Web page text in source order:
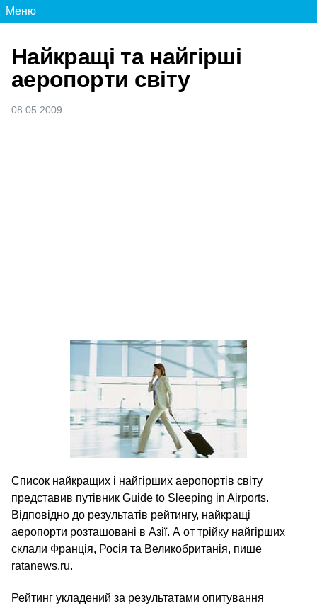
Меню
Найкращі та найгірші
аеропорти світу
08.05.2009
Список найкращих і найгірших аеропортів світу
представив путівник Guide to Sleeping in Airports.
Відповідно до результатів рейтингу, найкращі
аеропорти розташовані в Азії. А от трійку найгірших
склали Франція, Росія та Великобританія, пише
ratanews.ru.
Рейтинг укладений за результатами опитування